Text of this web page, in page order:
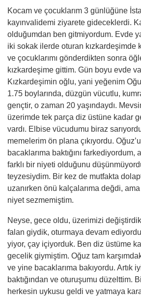
Kocam ve çocuklarım 3 günlüğüne
kayınvalidemi ziyarete gideceklerdi.
olduğumdan ben gitmiyordum. Evde
iki sokak ilerde oturan kızkardeşimde
ve çocuklarımı gönderdikten sonra
kızkardeşime gittim. Gün boyu evde
Kızkardeşimin oğlu, yani yeğenim
1.75 boylarında, düzgün vücutlu,
gençtir, o zaman 20 yaşındaydı.
üzerimde tek parça diz üstüne kadar
vardı. Elbise vücudumu biraz
memelerim ön plana çıkıyordu.
bacaklarıma baktığını
farklı bir niyeti olduğunu
teyzesiydim. Bir kez de mutfakta
uzanırken önü kalçalarıma değdi,
niyet sezmemiştim.
Neyse, gece oldu, üzerimizi
falan giydik, oturmaya devam
yiyor, çay içiyorduk. Ben diz üstüme
gecelik giymiştim. Oğuz tam
ve yine bacaklarıma bakıyordu. Artık
baktığından ve oturuşumu düzelttim.
herkesin uykusu geldi ve yatmaya